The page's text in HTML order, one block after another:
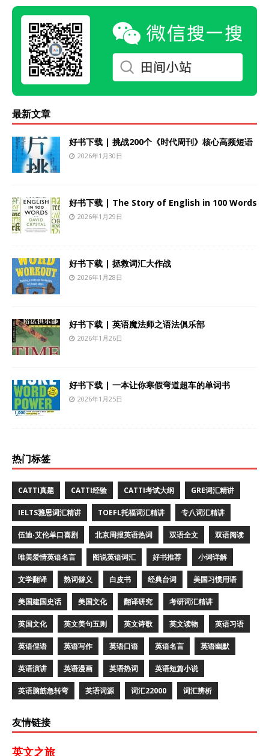
最新文章
好书下载 | 挑战200个《时代周刊》核心高频短语
2026年1月30日
好书下载 | The Story of English in 100 Words
2026年1月29日
好书下载 | 拯救词汇大作战
2026年1月28日
好书下载 | 英语魔法师之语法俱乐部
2026年1月26日
好书下载 | 一本让你寒假弯道超车的单词书
2026年1月25日
热门标签
CATTI真题 CATTI经验 CATTI考试大纲 GRE词汇精讲
IELTS雅思词汇精讲 TOEFL托福词汇精讲 专八词汇精讲
伍迪·艾伦单口喜剧 北京周报英语热词 双语全文 双语阅读
唯美爱情英语名言 图说英语词汇 好书推荐 小词详解
文学翻译 熟词僻义 白皮书 经典台词 美国习惯用语
美国建国史话 美国文化 翻译研究 考研词汇精讲
英国文化 英文美句五则 英文诗歌 英文读物 英语习语
英语俚语 英语写作 英语口语 英语名言 英语幽默
英语演讲 英语漫画 英语热词 英语短篇小说
英语脑筋急转弯 英语词源 词汇22000 词汇辨析
友情链接
英文之旅